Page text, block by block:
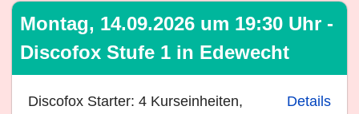
Montag, 14.09.2026 um 19:30 Uhr -
Discofox Stufe 1 in Edewecht
Discofox Starter: 4 Kurseinheiten,
Details